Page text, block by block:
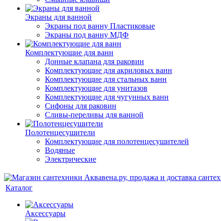
Экраны для ванной
Экраны под ванну Пластиковые
Экраны под ванну МДФ
Комплектующие для ванн
Донные клапана для раковин
Комплектующие для акриловых ванн
Комплектующие для стальных ванн
Комплектующие для унитазов
Комплектующие для чугунных ванн
Сифоны для раковин
Сливы-переливы для ванной
Полотенцесушители
Комплектующие для полотенцесушителей
Водяные
Электрические
Каталог
Аксессуары